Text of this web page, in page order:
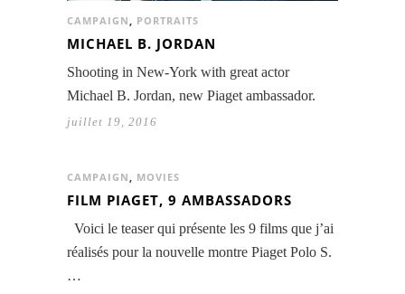
CAMPAIGN, PORTRAITS
MICHAEL B. JORDAN
Shooting in New-York with great actor
Michael B. Jordan, new Piaget ambassador.
juillet 19, 2016
CAMPAIGN, MOVIES
FILM PIAGET, 9 AMBASSADORS
Voici le teaser qui présente les 9 films que j’ai
réalisés pour la nouvelle montre Piaget Polo S.
…